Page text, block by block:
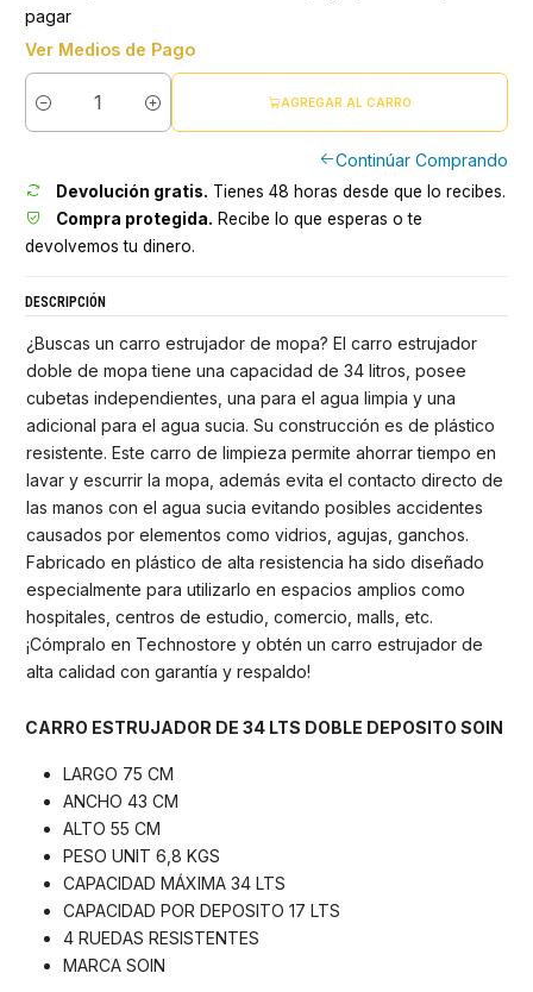
pagar
Ver Medios de Pago
Cantidad
AGREGAR AL CARRO
Continúar Comprando
Devolución gratis. Tienes 48 horas desde que lo recibes.
Compra protegida. Recibe lo que esperas o te
devolvemos tu dinero.
DESCRIPCIÓN
¿Buscas un carro estrujador de mopa? El carro estrujador
doble de mopa tiene una capacidad de 34 litros, posee
cubetas independientes, una para el agua limpia y una
adicional para el agua sucia. Su construcción es de plástico
resistente. Este carro de limpieza permite ahorrar tiempo en
lavar y escurrir la mopa, además evita el contacto directo de
las manos con el agua sucia evitando posibles accidentes
causados por elementos como vidrios, agujas, ganchos.
Fabricado en plástico de alta resistencia ha sido diseñado
especialmente para utilizarlo en espacios amplios como
hospitales, centros de estudio, comercio, malls, etc.
¡Cómpralo en Technostore y obtén un carro estrujador de
alta calidad con garantía y respaldo!
CARRO ESTRUJADOR DE 34 LTS DOBLE DEPOSITO SOIN
LARGO 75 CM
ANCHO 43 CM
ALTO 55 CM
PESO UNIT 6,8 KGS
CAPACIDAD MÁXIMA 34 LTS
CAPACIDAD POR DEPOSITO 17 LTS
4 RUEDAS RESISTENTES
MARCA SOIN